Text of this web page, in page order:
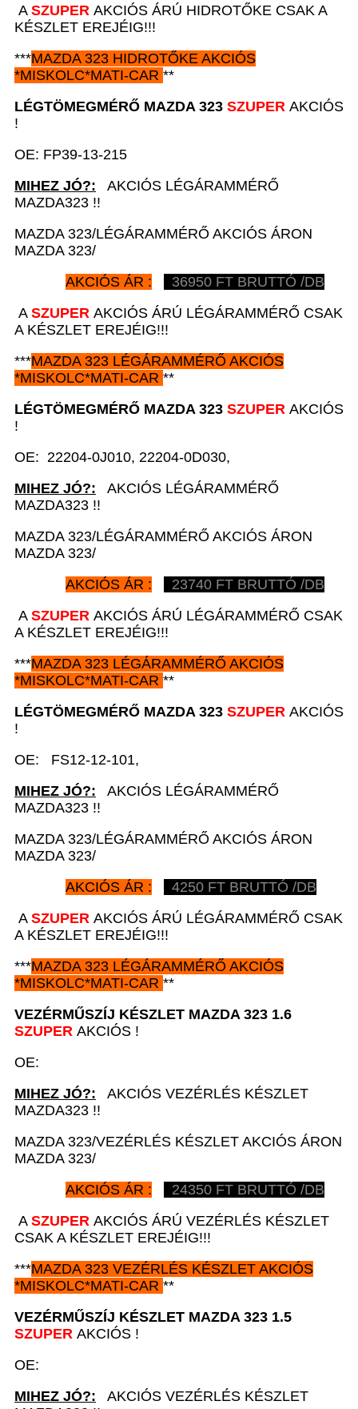
A SZUPER AKCIÓS ÁRÚ HIDROTŐKE CSAK A
KÉSZLET EREJÉIG!!!
***MAZDA 323 HIDROTŐKE AKCIÓS
*MISKOLC*MATI-CAR **
LÉGTÖMEGMÉRŐ MAZDA 323 SZUPER AKCIÓS
!
OE: FP39-13-215
MIHEZ JÓ?: AKCIÓS LÉGÁRAMMÉRŐ
MAZDA323 !!
MAZDA 323/LÉGÁRAMMÉRŐ AKCIÓS ÁRON
MAZDA 323/
AKCIÓS ÁR :
36950 FT BRUTTÓ /DB
A SZUPER AKCIÓS ÁRÚ LÉGÁRAMMÉRŐ CSAK
A KÉSZLET EREJÉIG!!!
***MAZDA 323 LÉGÁRAMMÉRŐ AKCIÓS
*MISKOLC*MATI-CAR **
LÉGTÖMEGMÉRŐ MAZDA 323 SZUPER AKCIÓS
!
OE: 22204-0J010, 22204-0D030,
MIHEZ JÓ?: AKCIÓS LÉGÁRAMMÉRŐ
MAZDA323 !!
MAZDA 323/LÉGÁRAMMÉRŐ AKCIÓS ÁRON
MAZDA 323/
AKCIÓS ÁR :
23740 FT BRUTTÓ /DB
A SZUPER AKCIÓS ÁRÚ LÉGÁRAMMÉRŐ CSAK
A KÉSZLET EREJÉIG!!!
***MAZDA 323 LÉGÁRAMMÉRŐ AKCIÓS
*MISKOLC*MATI-CAR **
LÉGTÖMEGMÉRŐ MAZDA 323 SZUPER AKCIÓS
!
OE: FS12-12-101,
MIHEZ JÓ?: AKCIÓS LÉGÁRAMMÉRŐ
MAZDA323 !!
MAZDA 323/LÉGÁRAMMÉRŐ AKCIÓS ÁRON
MAZDA 323/
AKCIÓS ÁR :
4250 FT BRUTTÓ /DB
A SZUPER AKCIÓS ÁRÚ LÉGÁRAMMÉRŐ CSAK
A KÉSZLET EREJÉIG!!!
***MAZDA 323 LÉGÁRAMMÉRŐ AKCIÓS
*MISKOLC*MATI-CAR **
VEZÉRMŰSZÍJ KÉSZLET MAZDA 323 1.6
SZUPER AKCIÓS !
OE:
MIHEZ JÓ?: AKCIÓS VEZÉRLÉS KÉSZLET
MAZDA323 !!
MAZDA 323/VEZÉRLÉS KÉSZLET AKCIÓS ÁRON
MAZDA 323/
AKCIÓS ÁR :
24350 FT BRUTTÓ /DB
A SZUPER AKCIÓS ÁRÚ VEZÉRLÉS KÉSZLET
CSAK A KÉSZLET EREJÉIG!!!
***MAZDA 323 VEZÉRLÉS KÉSZLET AKCIÓS
*MISKOLC*MATI-CAR **
VEZÉRMŰSZÍJ KÉSZLET MAZDA 323 1.5
SZUPER AKCIÓS !
OE:
MIHEZ JÓ?: AKCIÓS VEZÉRLÉS KÉSZLET